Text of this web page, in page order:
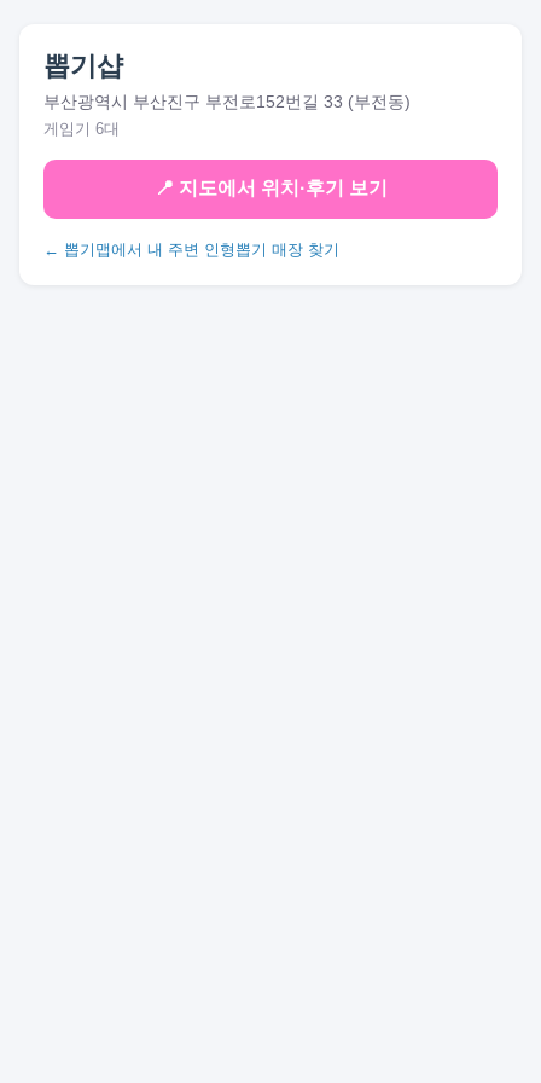
뽑기샵
부산광역시 부산진구 부전로152번길 33 (부전동)
게임기 6대
📍 지도에서 위치·후기 보기
← 뽑기맵에서 내 주변 인형뽑기 매장 찾기